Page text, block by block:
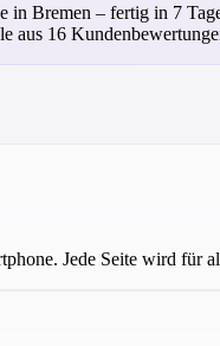
Bremen – fertig in 7
aus 16
Jede Seite wird für